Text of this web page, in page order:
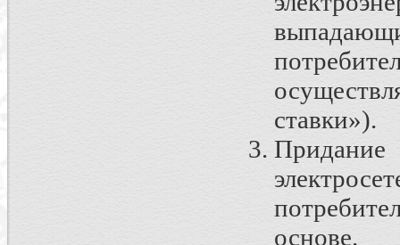
ставки»).
основе.